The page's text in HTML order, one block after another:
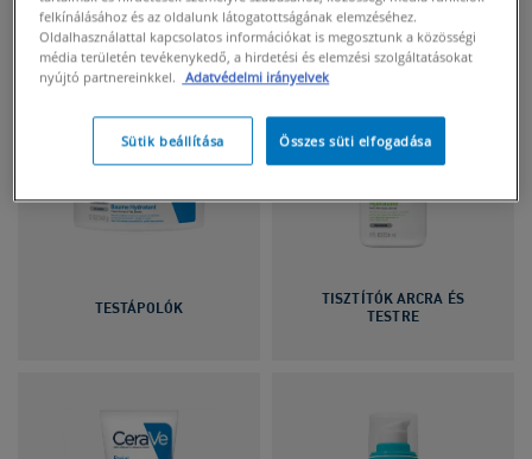
TESTÁPOLÓK
TISZTÍTÓK ARCRA ÉS
TESTRE
felkínálásához és az oldalunk látogatottságának elemzéséhez.
Oldalhasználattal kapcsolatos információkat is megosztunk a közösségi
média területén tevékenykedő, a hirdetési és elemzési szolgáltatásokat
nyújtó partnereinkkel. Adatvédelmi irányelvek
Sütik beállítása Összes süti elfogadása